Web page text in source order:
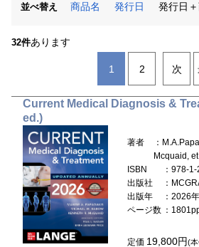
並べ替え 商品名 発行日 発行日
32件あります
1 2 次
Current Medical Diagnosis &
ed.)
著者
：
Mcquaid,
ISBN
：978-
出版社
：
出版年
：2026年
ページ数 ：
定価 19,800円(